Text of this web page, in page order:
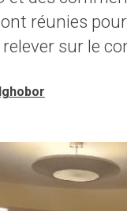
réunies
sur le